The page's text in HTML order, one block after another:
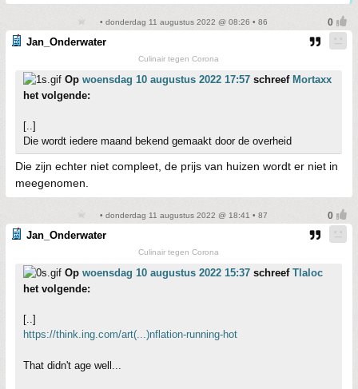
• donderdag 11 augustus 2022 @ 08:26 • 86
Jan_Onderwater
Culinair tegen Corona
Op woensdag 10 augustus 2022 17:57 schreef Mortaxx
het volgende:
[..]
Die wordt iedere maand bekend gemaakt door de overheid
Die zijn echter niet compleet, de prijs van huizen wordt er niet in
meegenomen.
• donderdag 11 augustus 2022 @ 18:41 • 87
Jan_Onderwater
Culinair tegen Corona
Op woensdag 10 augustus 2022 15:37 schreef Tlaloc
het volgende:
[..]
https://think.ing.com/art(...)nflation-running-hot
That didn't age well...